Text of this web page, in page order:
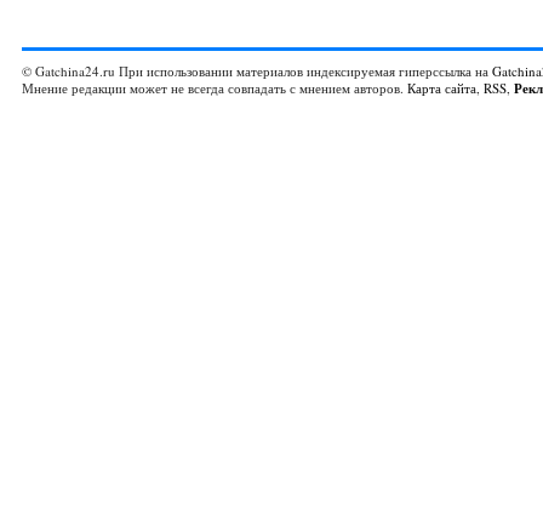
© Gatchina24.ru При использовании материалов индексируемая гиперссылка на
Мнение редакции может не всегда совпадать с мнением авторов. Карта сайта, RSS,